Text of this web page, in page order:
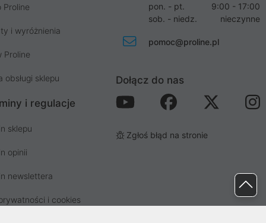
Proline
i wyróżnienia
Proline
obsługi sklepu
i regulacje
sklepu
opinii
newslettera
i cookies
pon. - pt.
9:00 - 17:00
sob. - niedz.
nieczynne
pomoc@proline.pl
Dołącz do nas
Zgłoś błąd na stronie